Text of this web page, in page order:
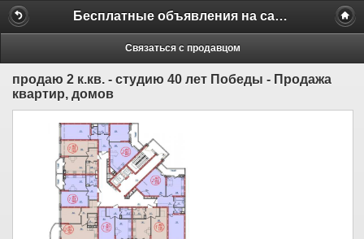
Бесплатные объявления на сайте MILAMO.ru
Связаться с продавцом
продаю 2 к.кв. - студию 40 лет Победы - Продажа
квартир, домов